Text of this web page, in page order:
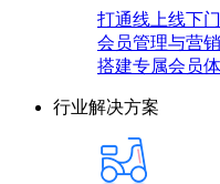
打通线上线下
会员管理与营销
搭建专属会员
行业解决方案